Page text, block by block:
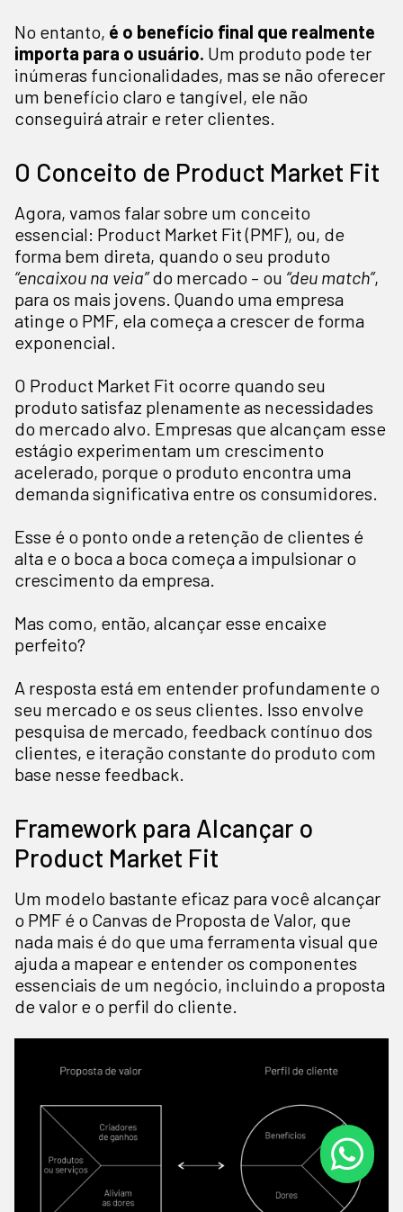
No entanto, é o benefício final que realmente
importa para o usuário. Um produto pode ter
inúmeras funcionalidades, mas se não oferecer
um benefício claro e tangível, ele não
conseguirá atrair e reter clientes.
O Conceito de Product Market Fit
Agora, vamos falar sobre um conceito
essencial: Product Market Fit (PMF), ou, de
forma bem direta, quando o seu produto
“encaixou na veia”do mercado – ou “deu match”,
para os mais jovens. Quando uma empresa
atinge o PMF, ela começa a crescer de forma
exponencial.
O Product Market Fit ocorre quando seu
produto satisfaz plenamente as necessidades
do mercado alvo. Empresas que alcançam esse
estágio experimentam um crescimento
acelerado, porque o produto encontra uma
demanda significativa entre os consumidores.
Esse é o ponto onde a retenção de clientes é
alta e o boca a boca começa a impulsionar o
crescimento da empresa.
Mas como, então, alcançar esse encaixe
perfeito?
A resposta está em entender profundamente o
seu mercado e os seus clientes. Isso envolve
pesquisa de mercado, feedback contínuo dos
clientes, e iteração constante do produto com
base nesse feedback.
Framework para Alcançar o
Product Market Fit
Um modelo bastante eficaz para você alcançar
o PMF é o Canvas de Proposta de Valor, que
nada mais é do que uma ferramenta visual que
ajuda a mapear e entender os componentes
essenciais de um negócio, incluindo a proposta
de valor e o perfil do cliente.